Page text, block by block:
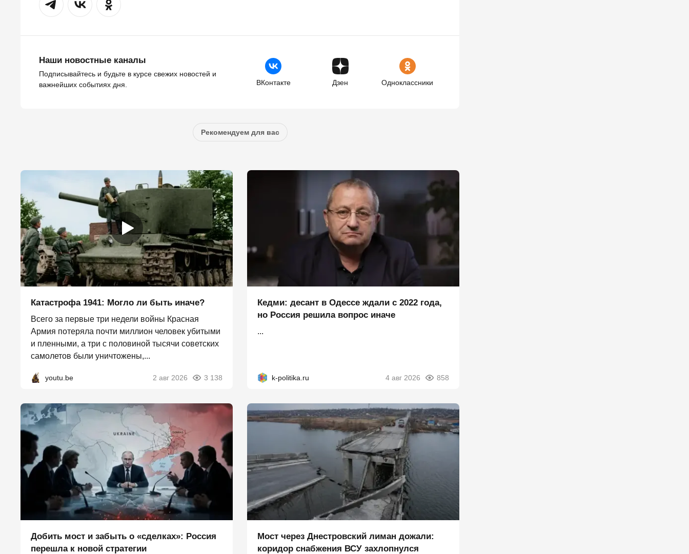
Наши новостные каналы
Подписывайтесь и будьте в курсе свежих новостей и
важнейших событиях дня.
ВКонтакте Дзен Одноклассники
Рекомендуем для вас
Катастрофа 1941: Могло ли быть иначе?
Всего за первые три недели войны Красная
Армия потеряла почти миллион человек убитыми
и пленными, а три с половиной тысячи советских
самолетов были уничтожены,...
youtu.be 2 авг 2026 3 138
Кедми: десант в Одессе ждали с 2022 года,
но Россия решила вопрос иначе
...
k-politika.ru 4 авг 2026 858
Добить мост и забыть о «сделках»: Россия
перешла к новой стратегии
Мост через Днестровский лиман дожали:
коридор снабжения ВСУ захлопнулся